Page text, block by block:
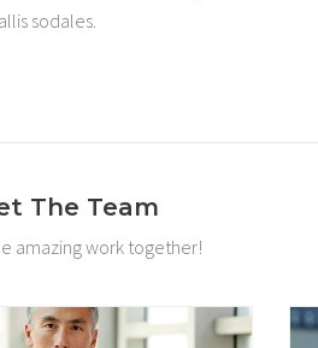
sodales.
The Team
amazing work together!